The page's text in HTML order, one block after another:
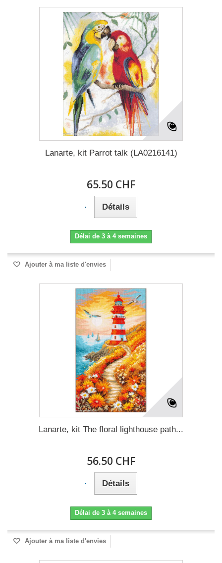
Lanarte, kit Parrot talk (LA0216141)
65.50 CHF
Détails
Délai de 3 à 4 semaines
Ajouter à ma liste d'envies
Lanarte, kit The floral lighthouse path...
56.50 CHF
Détails
Délai de 3 à 4 semaines
Ajouter à ma liste d'envies